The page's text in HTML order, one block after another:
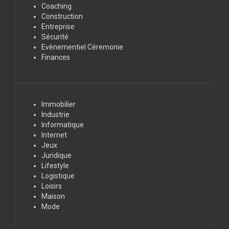
Coaching
Construction
Entreprise
Sécurité
Evènementiel Céremonie
Finances
Immobilier
Industrie
Informatique
Internet
Jeux
Juridique
Lifestyle
Logistique
Loisirs
Maison
Mode